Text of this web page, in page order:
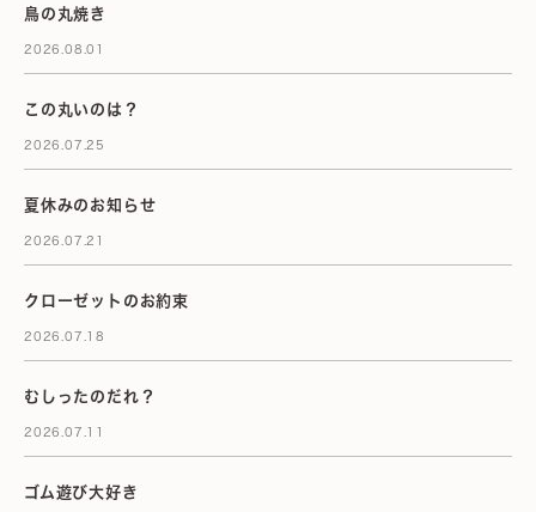
鳥の丸焼き
2026.08.01
この丸いのは？
2026.07.25
夏休みのお知らせ
2026.07.21
クローゼットのお約束
2026.07.18
むしったのだれ？
2026.07.11
ゴム遊び大好き